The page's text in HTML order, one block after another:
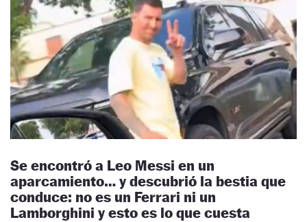
Se encontró a Leo Messi en un
aparcamiento… y descubrió la bestia que
conduce: no es un Ferrari ni un
Lamborghini y esto es lo que cuesta